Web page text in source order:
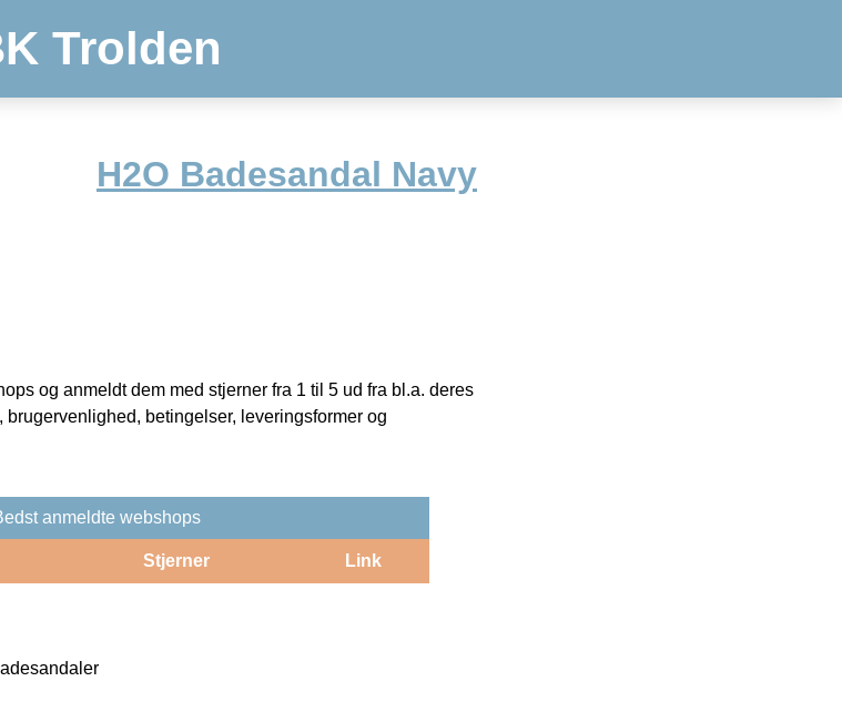
Trolden
H2O Badesandal Navy
og anmeldt dem med stjerner fra 1 til 5 ud fra bl.a. deres
betingelser, leveringsformer og
anmeldte webshops
Stjerner Link